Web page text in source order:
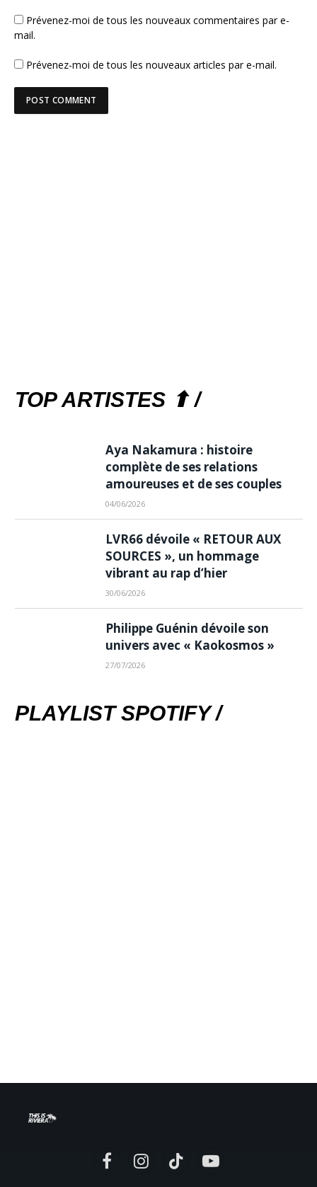
Prévenez-moi de tous les nouveaux commentaires par e-
mail.
Prévenez-moi de tous les nouveaux articles par e-mail.
TOP ARTISTES ⬆ /
Aya Nakamura : histoire
complète de ses relations
amoureuses et de ses couples
04/06/2026
LVR66 dévoile « RETOUR AUX
SOURCES », un hommage
vibrant au rap d’hier
30/06/2026
Philippe Guénin dévoile son
univers avec « Kaokosmos »
27/07/2026
PLAYLIST SPOTIFY /
FacebookInstagramTikTok YouTube